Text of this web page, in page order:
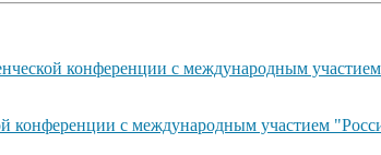
конференции с международным
конференции с международным участием